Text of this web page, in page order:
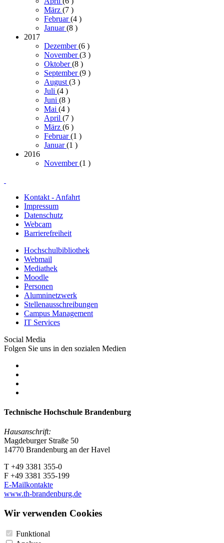
März (7 )
Februar(4 )
Januar(8 )
2017
Dezember(6 )
November(3 )
Oktober(8 )
September(9 )
August (3 )
Juli (4 )
Juni (8 )
Mai (4 )
April (7 )
März (6 )
Februar(1 )
Januar(1 )
2016
November(1 )
Kontakt - Anfahrt
Impressum
Datenschutz
Webcam
Barrierefreiheit
Hochschulbibliothek
Webmail
Mediathek
Moodle
Personen
Alumninetzwerk
Stellenausschreibungen
Campus Management
IT Services
Social Media
Folgen Sie uns in den sozialen Medien
Technische Hochschule Brandenburg
Hausanschrift:
Magdeburger Straße 50
14770 Brandenburg an der Havel
T +49 3381 355-0
F +49 3381 355-199
E-Mailkontakte
www.th-brandenburg.de
Wir verwenden Cookies
Funktional